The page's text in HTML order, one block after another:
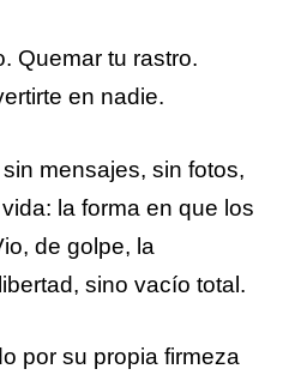
Quemar tu rastro.
en nadie.
mensajes, sin fotos,
la forma en que los
de golpe, la
sino vacío total.
por su propia firmeza